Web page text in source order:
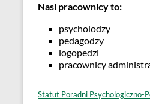
Nasi pracownicy to:
psycholodzy
pedagodzy
logopedzi
pracownicy
Statut Poradni Psychologiczno-